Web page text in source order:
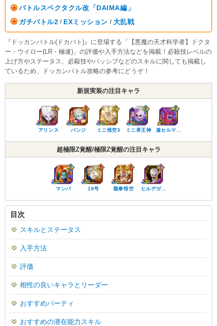
バトルスペクタクル改「DAIMA編」
ガチバトル2 / EXミッション / 大乱戦
『ドッカンバトル(ドカバト)』に登場する「【悪魔の天才科学者】ドクタ
ー・ウイロー(LR・極速)」の評価や入手方法などを掲載！必殺技レベルの
上げ方やステータス、必殺技やパッシブなどのスキルに関しても掲載し
ているため、ドッカンバトル攻略の参考にどうぞ！
新規実装の注目キャラ
アリンス パンジ ミニ悟空3 ミニ界王神 速セルマ…
超極限Z覚醒/極限Z覚醒の注目キャラ
マンバ 18号 龍拳悟空 ヒルデガ…
目次
スキルとステータス
入手方法
評価
相性の良いキャラとリーダー
おすすめパーティ
おすすめの潜在能力スキル